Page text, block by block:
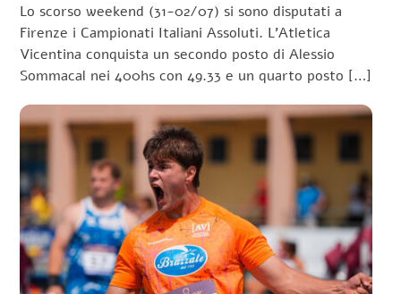
Lo scorso weekend (31-02/07) si sono disputati a
Firenze i Campionati Italiani Assoluti. L’Atletica
Vicentina conquista un secondo posto di Alessio
Sommacal nei 400hs con 49.33 e un quarto posto […]